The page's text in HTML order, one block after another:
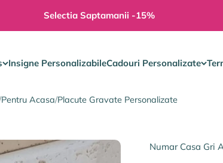
Selectia Saptamanii -15%
Insigne PersonalizabileCadouri Personalizate
Pentru Acasa/Placute Gravate Personalizate
Numar Casa Gri